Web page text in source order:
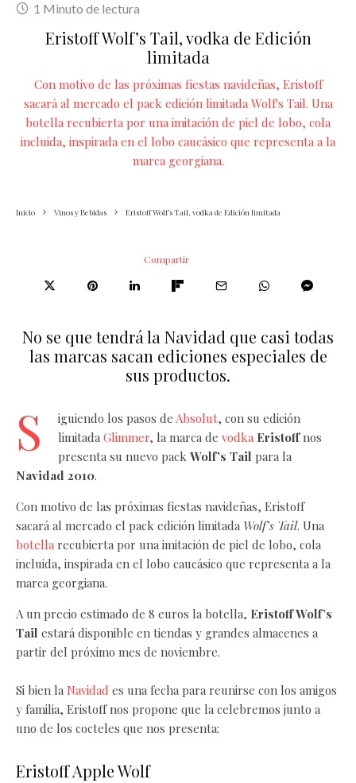
1 Minuto de lectura
Eristoff Wolf’s Tail, vodka de Edición
limitada
Con motivo de las próximas fiestas navideñas, Eristoff
sacará al mercado el pack edición limitada Wolf's Tail. Una
botella recubierta por una imitación de piel de lobo, cola
incluida, inspirada en el lobo caucásico que representa a la
marca georgiana.
Inicio Vinos y Bebidas Eristoff Wolf’s Tail, vodka de Edición limitada
Compartir
No se que tendrá la Navidad que casi todas
las marcas sacan ediciones especiales de
sus productos.
S iguiendo los pasos de Absolut, con su edición
limitada Glimmer, la marca de vodka Eristoffnos
presenta su nuevo pack Wolf’s Tail para la
Navidad 2010.
Con motivo de las próximas fiestas navideñas, Eristoff
sacará al mercado el pack edición limitada Wolf’s Tail. Una
botella recubierta por una imitación de piel de lobo, cola
incluida, inspirada en el lobo caucásico que representa a la
marca georgiana.
A un precio estimado de 8 euros la botella, Eristoff Wolf’s
Tail estará disponible en tiendas y grandes almacenes a
partir del próximo mes de noviembre.
Si bien la Navidad es una fecha para reunirse con los amigos
y familia, Eristoff nos propone que la celebremos junto a
uno de los cocteles que nos presenta:
Eristoff Apple Wolf